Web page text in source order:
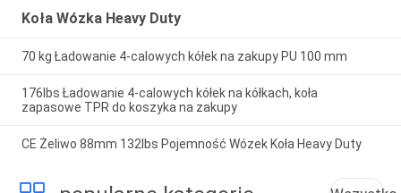
Koła Wózka Heavy Duty
70 kg Ładowanie 4-calowych kółek na zakupy PU 100 mm
176lbs Ładowanie 4-calowych kółek na kółkach, koła
zapasowe TPR do koszyka na zakupy
CE Żeliwo 88mm 132lbs Pojemność Wózek Koła Heavy Duty